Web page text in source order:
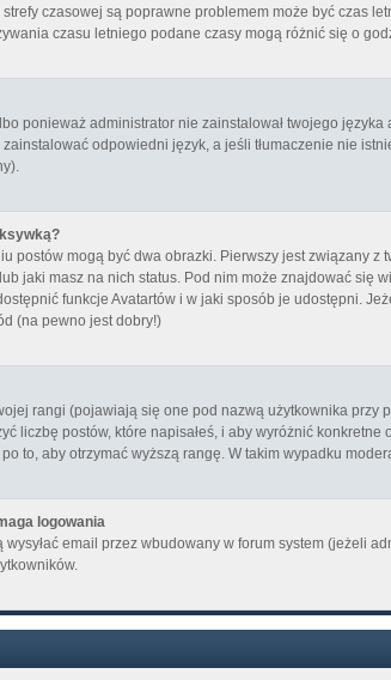
czasowej są poprawne problemem może być czas
czasu letniego podane czasy mogą różnić się o
ponieważ administrator nie zainstalował twojego języka
odpowiedni język, a jeśli tłumaczenie nie
postów mogą być dwa obrazki. Pierwszy jest związany
jaki masz na nich status. Pod nim może znajdować się
funkcje Avatartów i w jaki sposób je udostępni.
(na pewno jest dobry!)
rangi (pojawiają się one pod nazwą użytkownika
liczbę postów, które napisałeś, i aby wyróżnić
to, aby otrzymać wyższą rangę. W takim wypadku
logowania
email przez wbudowany w forum system (jeżeli